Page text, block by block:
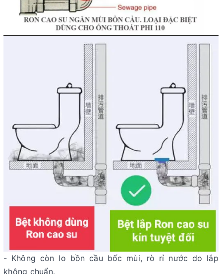
- Không còn lo bồn cầu bốc mùi, rò rỉ nước do lắp
không chuẩn.